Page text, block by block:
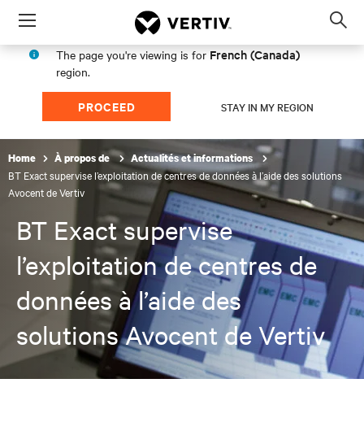
Menu
The page you're viewing is for French (Canada)
region.
PROCEED STAY IN MY REGION
Home À propos de Actualités et informations
BT Exact supervise l’exploitation de centres de données à l’aide des solutions
Avocent de Vertiv
BT Exact supervise
l’exploitation de centres de
données à l’aide des
solutions Avocent de Vertiv